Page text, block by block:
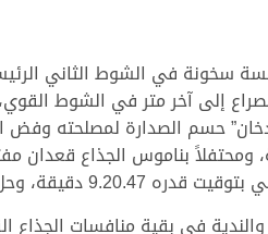
سخونة في الشوط الثاني
إلى آخر متر في الشوط
حسم الصدارة لمصلحته وفض
مع المضمر المتألق محمد بن خالد العطية، بتوقيت قدره 9.20.77 دقيقة.